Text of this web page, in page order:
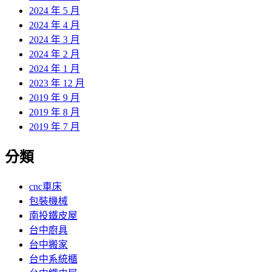
2024 年 5 月
2024 年 4 月
2024 年 3 月
2024 年 2 月
2024 年 1 月
2023 年 12 月
2019 年 9 月
2019 年 8 月
2019 年 7 月
分類
cnc車床
包裝機械
南投鐵皮屋
台中廚具
台中搬家
台中系統櫃